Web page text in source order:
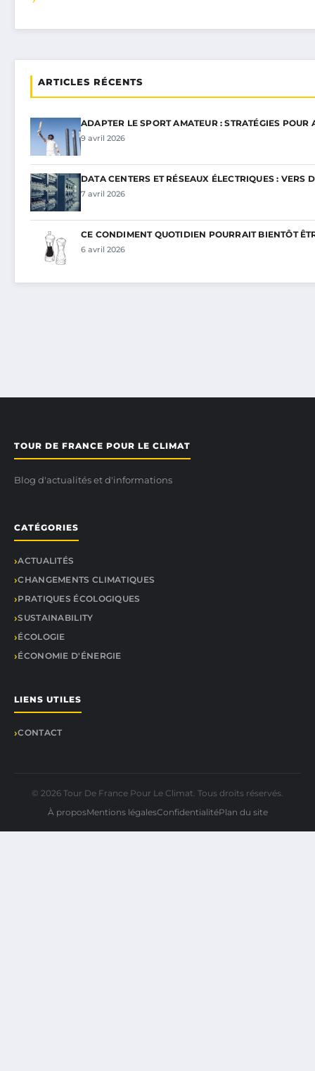
ARTICLES RÉCENTS
ADAPTER LE SPORT AMATEUR : STRATÉGIES POUR
9 avril 2026
DATA CENTERS ET RÉSEAUX ÉLECTRIQUES : VERS
7 avril 2026
CE CONDIMENT QUOTIDIEN POURRAIT BIENTÔT
6 avril 2026
TOUR DE FRANCE POUR LE CLIMAT
Blog d'actualités et d'informations
CATÉGORIES
ACTUALITÉS
CHANGEMENTS CLIMATIQUES
PRATIQUES ÉCOLOGIQUES
SUSTAINABILITY
ÉCOLOGIE
ÉCONOMIE D'ÉNERGIE
LIENS UTILES
CONTACT
© 2026 Tour De France Pour Le Climat. Tous droits réservés.
À proposMentions légalesConfidentialitéPlan du site